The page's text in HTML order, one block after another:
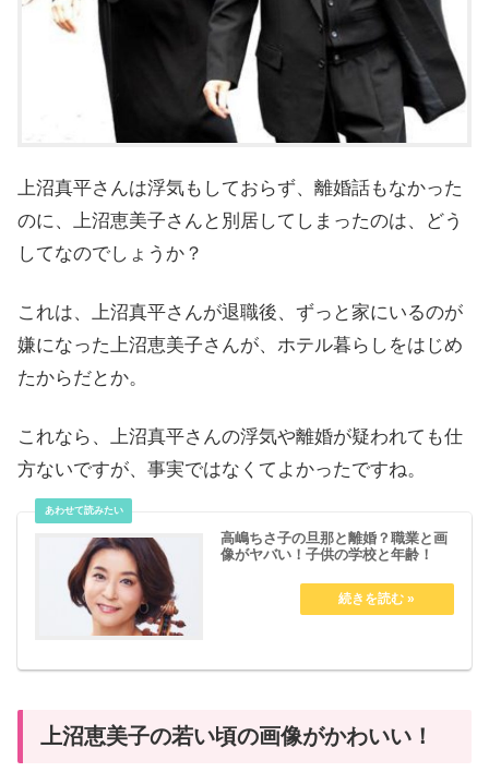
上沼真平さんは浮気もしておらず、離婚話もなかった
のに、上沼恵美子さんと別居してしまったのは、どう
してなのでしょうか？
これは、上沼真平さんが退職後、ずっと家にいるのが
嫌になった上沼恵美子さんが、ホテル暮らしをはじめ
たからだとか。
これなら、上沼真平さんの浮気や離婚が疑われても仕
方ないですが、事実ではなくてよかったですね。
高嶋ちさ子の旦那と離婚？職業と画
像がヤバい！子供の学校と年齢！
上沼恵美子の若い頃の画像がかわいい！